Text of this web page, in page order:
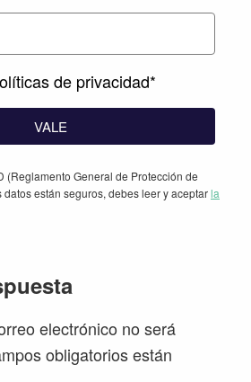
de privacidad*
VALE
(Reglamento General de Protección de
datos están seguros, debes leer y aceptarla
electrónico no será
obligatorios están